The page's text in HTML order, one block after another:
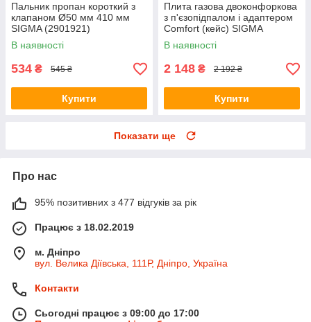
Пальник пропан короткий з
клапаном Ø50 мм 410 мм
SIGMA (2901921)
В наявності
534 ₴ 545 ₴
Купити
Плита газова двоконфоркова
з п'єзопідпалом і адаптером
Comfort (кейс) SIGMA
(2903461)
В наявності
2 148 ₴ 2 192 ₴
Купити
Показати ще
Про нас
95% позитивних з 477 відгуків за рік
Працює з 18.02.2019
м. Дніпро
вул. Велика Діївська, 111Р, Дніпро, Україна
Контакти
Сьогодні працює з 09:00 до 17:00